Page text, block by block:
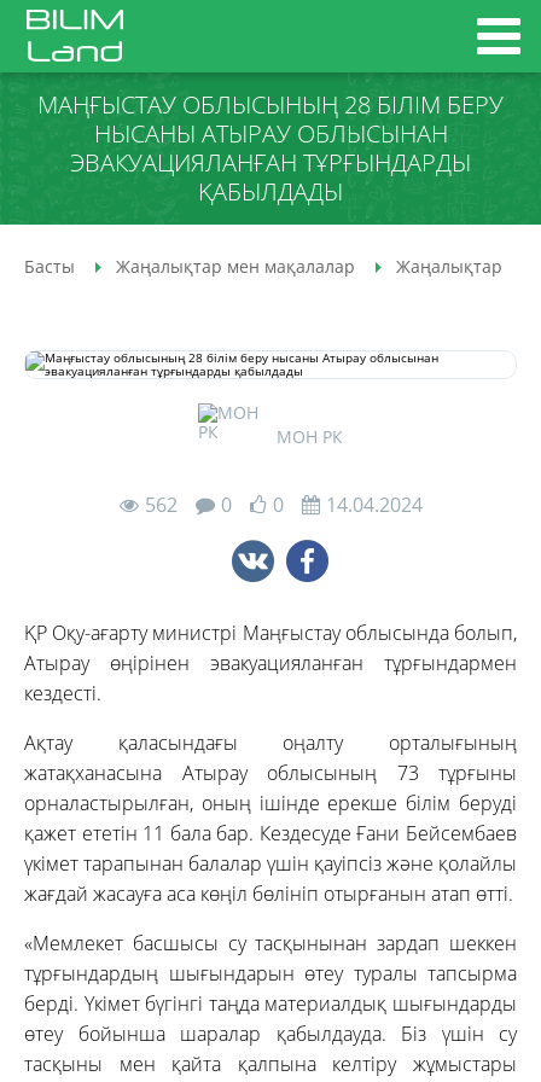
МАҢҒЫСТАУ ОБЛЫСЫНЫҢ 28 БІЛІМ БЕРУ
НЫСАНЫ АТЫРАУ ОБЛЫСЫНАН
ЭВАКУАЦИЯЛАНҒАН ТҰРҒЫНДАРДЫ
ҚАБЫЛДАДЫ
Басты Жаңалықтар мен мақалалар Жаңалықтар
МОН РК
562 0 0 14.04.2024
ҚР Оқу-ағарту министрі Маңғыстау облысында болып,
Атырау өңірінен эвакуацияланған тұрғындармен
кездесті.
Ақтау қаласындағы оңалту орталығының
жатақханасына Атырау облысының 73 тұрғыны
орналастырылған, оның ішінде ерекше білім беруді
қажет ететін 11 бала бар. Кездесуде Ғани Бейсембаев
үкімет тарапынан балалар үшін қауіпсіз және қолайлы
жағдай жасауға аса көңіл бөлініп отырғанын атап өтті.
«Мемлекет басшысы су тасқынынан зардап шеккен
тұрғындардың шығындарын өтеу туралы тапсырма
берді. Үкімет бүгінгі таңда материалдық шығындарды
өтеу бойынша шаралар қабылдауда. Біз үшін су
тасқыны мен қайта қалпына келтіру жұмыстары